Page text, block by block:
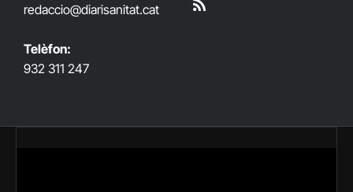
redaccio@diarisanitat.cat
Telèfon:
932 311 247
RSS